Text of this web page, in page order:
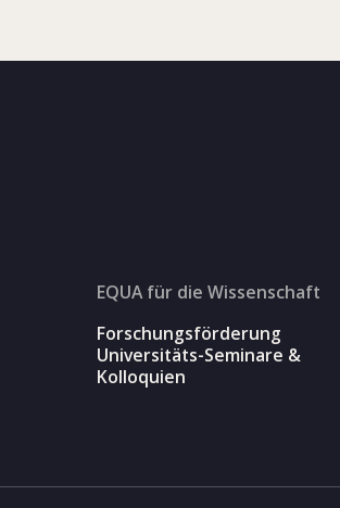
EQUA für die Wissenschaft
Forschungsförderung
Universitäts-Seminare &
Kolloquien